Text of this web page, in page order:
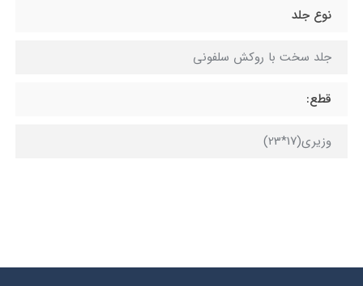
نوع جلد
جلد سخت با روکش سلفونی
قطع:
وزیری(17*23)